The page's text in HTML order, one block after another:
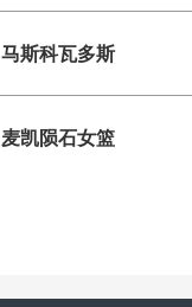
马斯科瓦多斯
麦凯陨石女篮